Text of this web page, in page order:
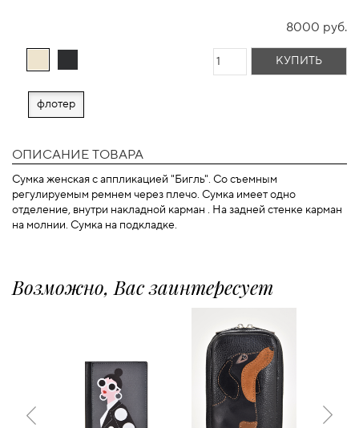
8000 руб.
КУПИТЬ
флотер
ОПИСАНИЕ ТОВАРА
Сумка женская с аппликацией "Бигль". Со съемным
регулируемым ремнем через плечо. Сумка имеет одно
отделение, внутри накладной карман . На задней стенке карман
на молнии. Сумка на подкладке.
Возможно, Вас заинтересует